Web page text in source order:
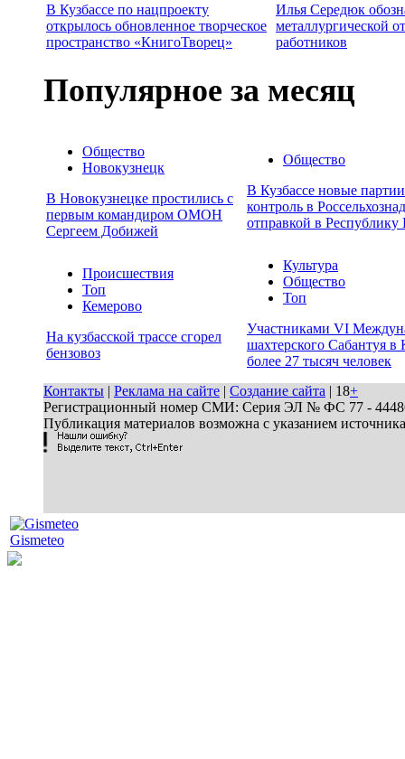
В Кузбассе по нацпроекту
открылось обновленное творческое
пространство «КнигоТворец»
Илья Середюк
металлургической
работников
Популярное за месяц
Общество
Новокузнецк
В Новокузнецке простились с
первым командиром ОМОН
Сергеем Добижей
Общество
В Кузбассе новые
контроль в
отправкой в Республику
Происшествия
Топ
Кемерово
На кузбасской трассе сгорел
бензовоз
Культура
Общество
Топ
Участниками VI
шахтерского Сабантуя в
более 27 тысяч человек
Контакты | Реклама на сайте | Создание сайта | 18+
Регистрационный номер СМИ: Серия ЭЛ № ФС 77 - 44486
Публикация материалов возможна с указанием
Gismeteo